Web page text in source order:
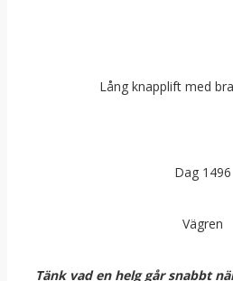
Lång knapplift med
Dag 1496
Vägren
Tänk vad en helg går snabbt